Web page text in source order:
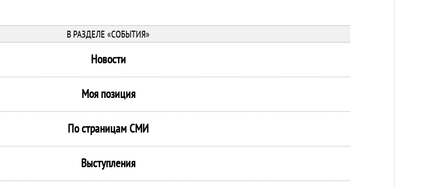
В РАЗДЕЛЕ «СОБЫТИЯ»
Новости
Моя позиция
По страницам СМИ
Выступления